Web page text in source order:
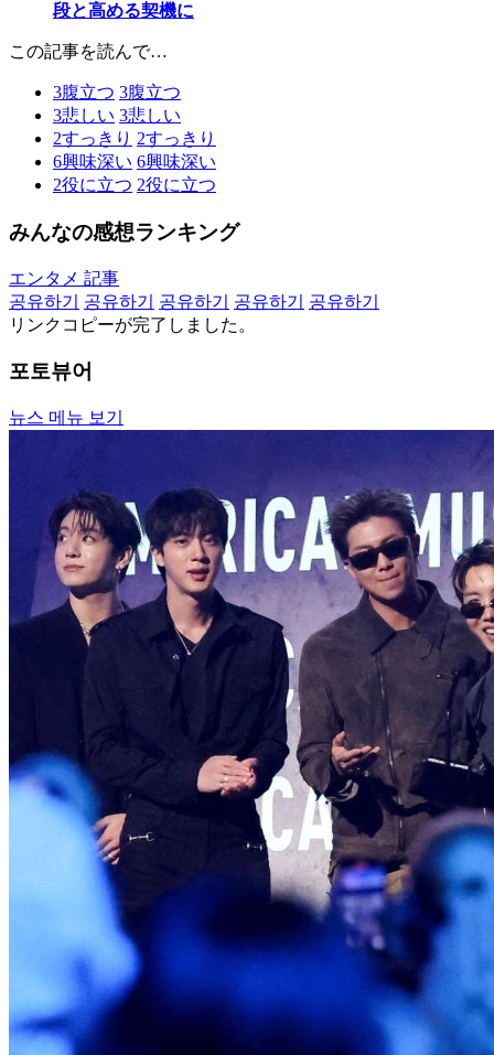
段と高める契機に
この記事を読んで…
3腹立つ 3腹立つ
3悲しい 3悲しい
2すっきり 2すっきり
6興味深い 6興味深い
2役に立つ 2役に立つ
みんなの感想ランキング
エンタメ 記事
공유하기
공유하기 공유하기 공유하기
공유하기
リンクコピーが完了しました。
포토뷰어
뉴스 메뉴 보기